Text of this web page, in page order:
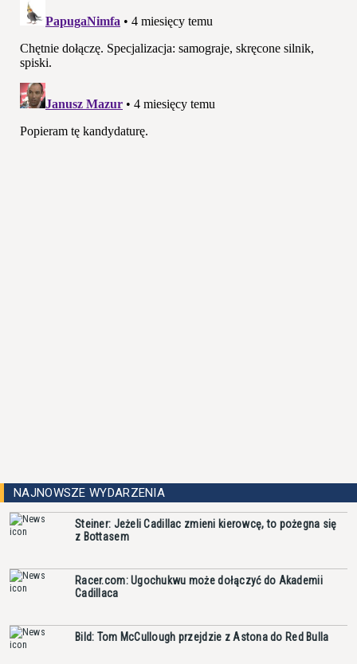
NAJNOWSZE WYDARZENIA
Steiner: Jeżeli Cadillac zmieni kierowcę, to pożegna się
z Bottasem
Racer.com: Ugochukwu może dołączyć do Akademii
Cadillaca
Bild: Tom McCullough przejdzie z Astona do Red Bulla